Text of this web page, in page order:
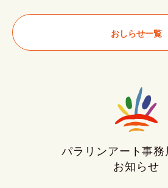
おしらせ一覧
パラリンアート事務
お知らせ